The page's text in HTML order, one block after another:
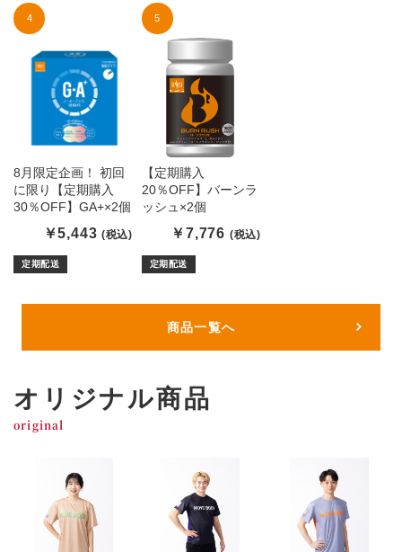
4
8月限定企画！ 初回
に限り【定期購入
30％OFF】GA+×2個
￥5,443 (税込)
定期配送
5
【定期購入
20％OFF】バーンラ
ッシュ×2個
￥7,776 (税込)
定期配送
商品一覧へ
オリジナル商品
original